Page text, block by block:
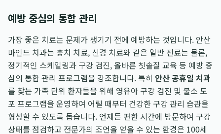
예방 중심의 통합 관리
가장 좋은 치료는 문제가 생기기 전에 예방하는 것입니다. 안산
마인드 치과는 충치 치료, 신경 치료와 같은 일반 진료는 물론,
정기적인 스케일링과 구강 검진, 올바른 칫솔질 교육 등 예방 중
심의 통합 관리 프로그램을 강조합니다. 특히 안산 공휴일 치과
를 찾는 가족 단위 환자들을 위해 영유아 구강 검진 및 불소 도
포 프로그램을 운영하여 어릴 때부터 건강한 구강 관리 습관을
형성할 수 있도록 돕습니다. 언제든 편한 시간에 방문하여 구강
상태를 점검하고 전문가의 조언을 얻을 수 있는 환경은 100세